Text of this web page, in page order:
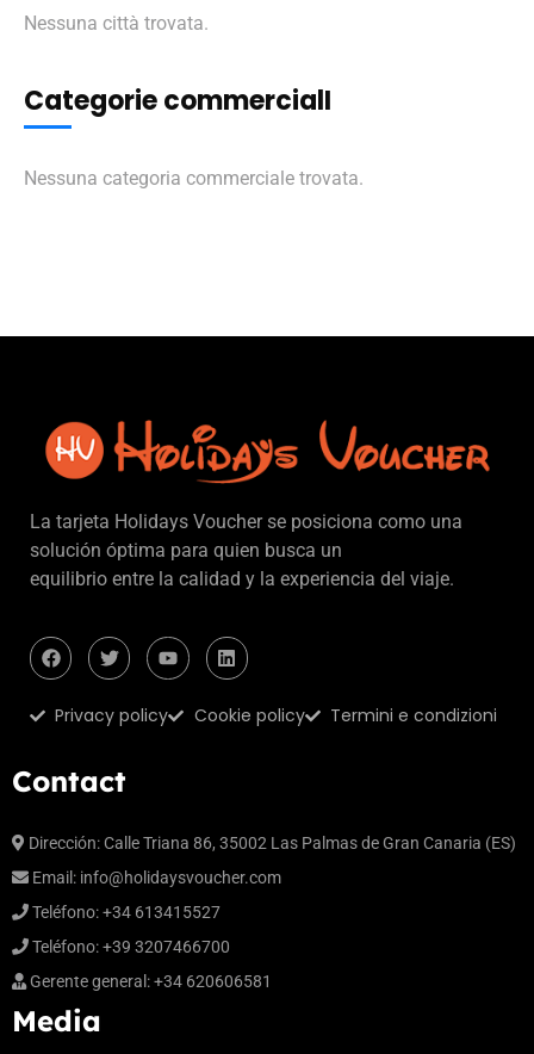
Nessuna città trovata.
Categorie commercialI
Nessuna categoria commerciale trovata.
La tarjeta Holidays Voucher se posiciona como una
solución óptima para quien busca un
equilibrio entre la calidad y la experiencia del viaje.
Privacy policy Cookie policy Termini e condizioni
Contact
Dirección: Calle Triana 86, 35002 Las Palmas de Gran Canaria (ES)
Email: info@holidaysvoucher.com
Teléfono: +34 613415527
Teléfono: +39 3207466700
Gerente general: +34 620606581
Media